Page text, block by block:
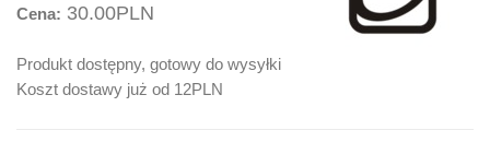
Cena: 30.00PLN
Produkt dostępny, gotowy do wysyłki
Koszt dostawy już od 12PLN